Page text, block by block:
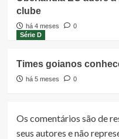
clube
há 4 meses
0
Série D
Times goianos
há 5 meses 0
Os comentários são de
seus autores e não